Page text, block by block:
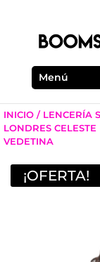
Menú
INICIO / LENCERÍA
LONDRES
VEDETINA
¡OFERTA!